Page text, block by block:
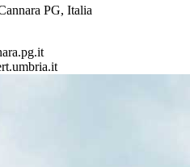
PG, Italia